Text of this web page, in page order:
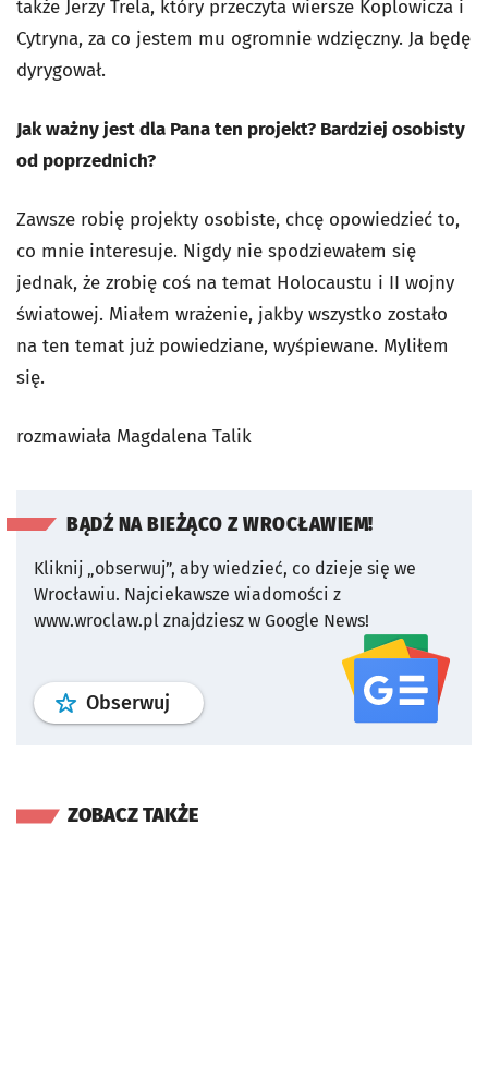
także Jerzy Trela, który przeczyta wiersze Koplowicza i
Cytryna, za co jestem mu ogromnie wdzięczny. Ja będę
dyrygował.
Jak ważny jest dla Pana ten projekt? Bardziej osobisty
od poprzednich?
Zawsze robię projekty osobiste, chcę opowiedzieć to,
co mnie interesuje. Nigdy nie spodziewałem się
jednak, że zrobię coś na temat Holocaustu i II wojny
światowej. Miałem wrażenie, jakby wszystko zostało
na ten temat już powiedziane, wyśpiewane. Myliłem
się.
rozmawiała Magdalena Talik
BĄDŹ NA BIEŻĄCO Z WROCŁAWIEM!
Kliknij „obserwuj”, aby wiedzieć, co dzieje się we
Wrocławiu. Najciekawsze wiadomości z
www.wroclaw.pl znajdziesz w Google News!
Obserwuj profil serwisu
ZOBACZ TAKŻE